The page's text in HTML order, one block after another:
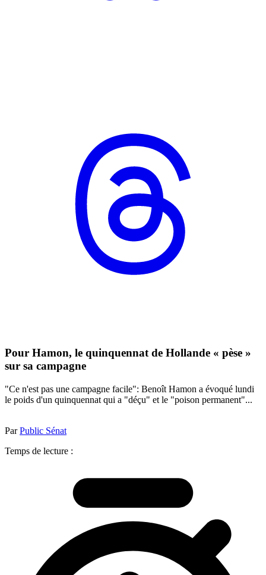
Pour Hamon, le quinquennat de Hollande « pèse »
sur sa campagne
"Ce n'est pas une campagne facile": Benoît Hamon a évoqué lundi
le poids d'un quinquennat qui a "déçu" et le "poison permanent"...
ParPublic Sénat
Temps de lecture :